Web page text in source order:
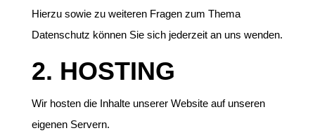
Hierzu sowie zu weiteren Fragen zum Thema
Datenschutz können Sie sich jederzeit an uns wenden.
2. HOSTING
Wir hosten die Inhalte unserer Website auf unseren
eigenen Servern.